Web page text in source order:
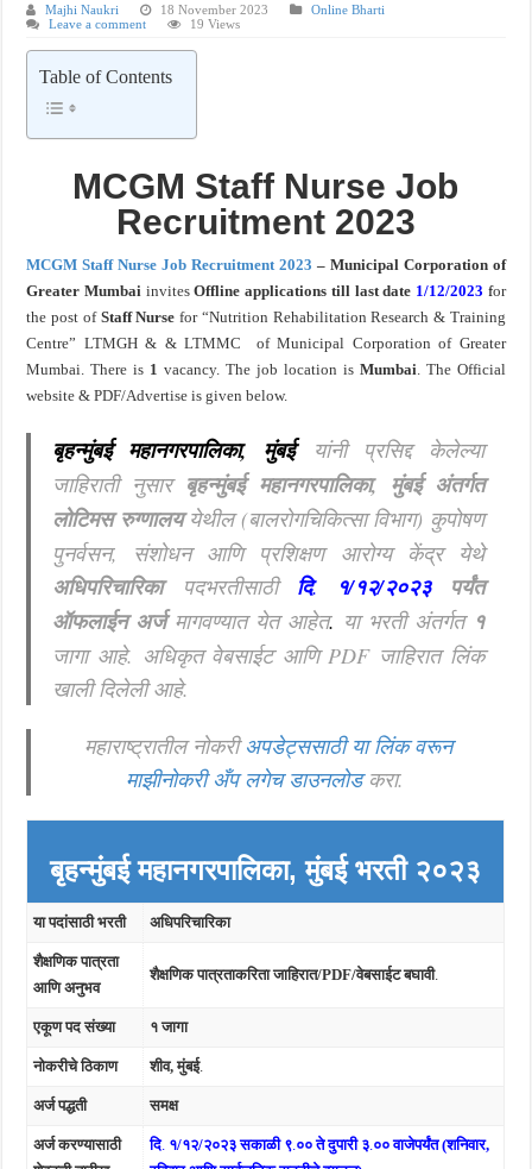
Majhi Naukri 18 November 2023
Online Bharti
Leave a comment
19 Views
Table of Contents
MCGM Staff Nurse Job
Recruitment 2023
MCGM Staff Nurse Job Recruitment 2023 – Municipal Corporation of
Greater Mumbai invitesOffline applications till last date 1/12/2023 for
the post ofStaff Nurse for “Nutrition Rehabilitation Research & Training
Centre” LTMGH & & LTMMC of Municipal Corporation of Greater
Mumbai. There is 1 vacancy. The job location is Mumbai. The Official
website & PDF/Advertise is given below.
बृहन्मुंबई महानगरपालिका, मुंबईयांनी प्रसिद्द केलेल्या
जाहिराती नुसार बृहन्मुंबई महानगरपालिका, मुंबई अंतर्गत
लोटिमस रुग्णालययेथील (बालरोगचिकित्सा विभाग) कुपोषण
पुनर्वसन, संशोधन आणि प्रशिक्षण आरोग्य केंद्र येथे
अधिपरिचारिका पदभरतीसाठी दि. १/१२/२०२३ पर्यंत
ऑफलाईन अर्जमागवण्यात येत आहेत. या भरती अंतर्गत १
जागा आहे. अधिकृत वेबसाईट आणि PDF जाहिरात लिंक
खाली दिलेली आहे.
महाराष्ट्रातील नोकरीअपडेट्ससाठी या लिंक वरून
माझीनोकरी अँप लगेच डाउनलोडकरा.
बृहन्मुंबई महानगरपालिका, मुंबई भरती २०२३
या पदांसाठी भरती अधिपरिचारिका
शैक्षणिक पात्रता
आणि अनुभव
शैक्षणिक पात्रताकरिता जाहिरात/PDF/वेबसाईट बघावी.
एकूण पद संख्या १ जागा
नोकरीचे ठिकाण शीव, मुंबई.
अर्ज पद्धती समक्ष
अर्ज करण्यासाठी
दि. १/१२/२०२३सकाळी ९.०० ते दुपारी ३.०० वाजेपर्यंत (शनिवार,